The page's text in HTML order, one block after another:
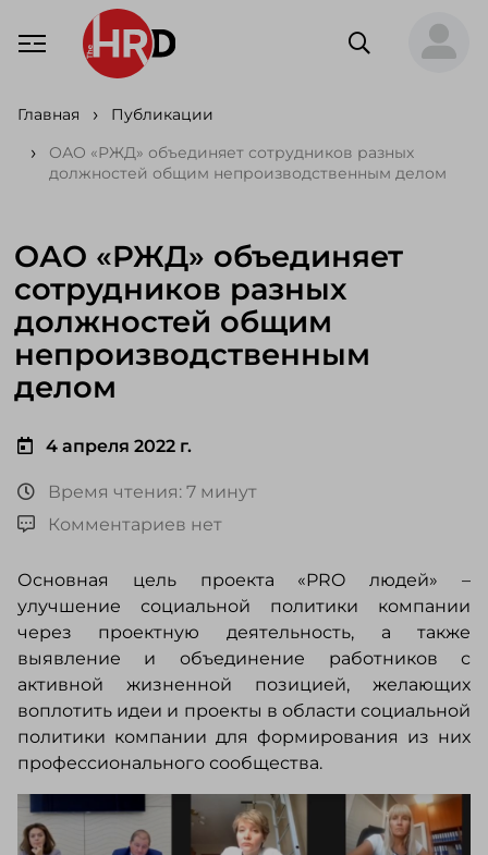
Главная
Публикации
ОАО «РЖД» объединяет сотрудников разных
должностей общим непроизводственным делом
ОАО «РЖД» объединяет
сотрудников разных
должностей общим
непроизводственным
делом
4 апреля 2022 г.
Время чтения: 7 минут
Комментариев нет
Основная цель проекта «PRO людей» –
улучшение социальной политики компании
через проектную деятельность, а также
выявление и объединение работников с
активной жизненной позицией, желающих
воплотить идеи и проекты в области социальной
политики компании для формирования из них
профессионального сообщества.